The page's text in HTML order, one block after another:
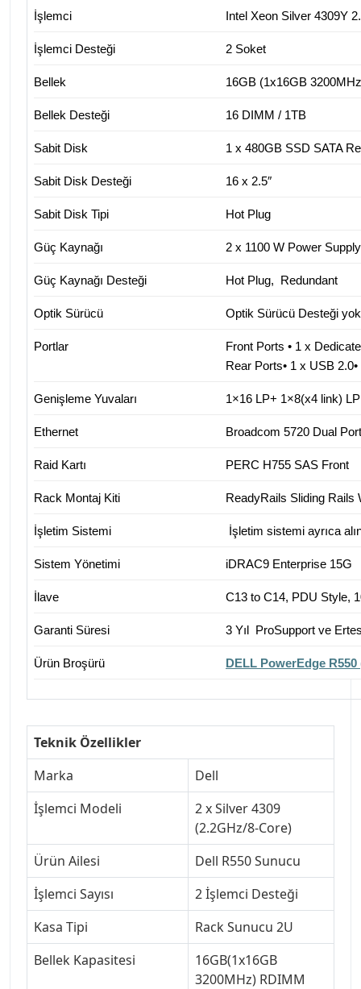
İşlemci Intel Xeon Silver 4309Y
İşlemci Desteği 2 Soket
Bellek 16GB (1x16GB
Bellek Desteği 16 DIMM / 1TB
Sabit Disk 1 x 480GB SSD SATA
Sabit Disk Desteği 16 x 2.5″
Sabit Disk Tipi Hot Plug
Güç Kaynağı 2 x 1100 W Power Supply
Güç Kaynağı Desteği Hot Plug, Redundant
Optik Sürücü Optik Sürücü Desteği yok
Portlar
Front Ports • 1 x
Rear Ports• 1 x USB
Genişleme Yuvaları 1×16 LP+ 1×8(x4 link) LP
Ethernet Broadcom 5720 Dual
Raid Kartı PERC H755 SAS Front
Rack Montaj Kiti ReadyRails Sliding Rails
İşletim Sistemi İşletim sistemi ayrıca
Sistem Yönetimi iDRAC9 Enterprise 15G
İlave C13 to C14, PDU Style,
Garanti Süresi 3 Yıl ProSupport ve
Ürün Broşürü DELL PowerEdge
Teknik Özellikler
Marka
Dell
İşlemci Modeli
2 x Silver 4309
(2.2GHz/8-Core)
Ürün Ailesi
Dell R550 Sunucu
İşlemci Sayısı
2 İşlemci Desteği
Kasa Tipi
Rack Sunucu 2U
Bellek Kapasitesi
16GB(1x16GB
3200MHz) RDIMM